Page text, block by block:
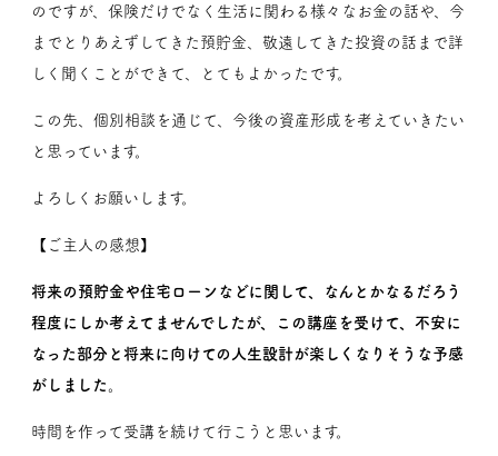
のですが、保険だけでなく生活に関わる様々なお金の話や、今
までとりあえずしてきた預貯金、敬遠してきた投資の話まで詳
しく聞くことができて、とてもよかったです。
この先、個別相談を通じて、今後の資産形成を考えていきたい
と思っています。
よろしくお願いします。
【ご主人の感想】
将来の預貯金や住宅ローンなどに関して、なんとかなるだろう
程度にしか考えてませんでしたが、この講座を受けて、不安に
なった部分と将来に向けての人生設計が楽しくなりそうな予感
がしました。
時間を作って受講を続けて行こうと思います。